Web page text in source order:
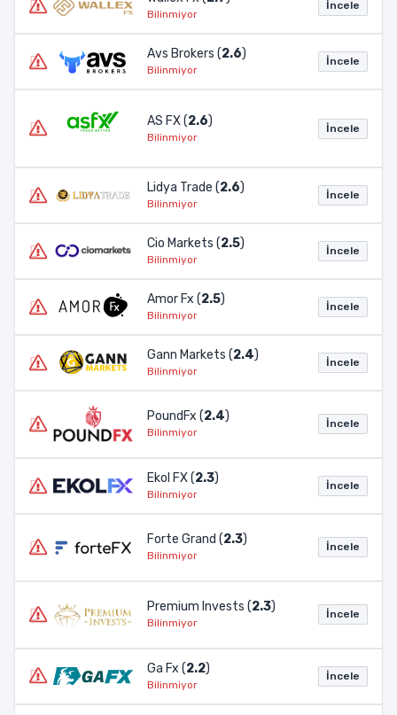
Bilinmiyor
İncele
Avs Brokers (2.6)
Bilinmiyor
İncele
AS FX (2.6)
Bilinmiyor
İncele
Lidya Trade (2.6)
Bilinmiyor
İncele
Cio Markets (2.5)
Bilinmiyor
İncele
Amor Fx (2.5)
Bilinmiyor
İncele
Gann Markets (2.4)
Bilinmiyor
İncele
PoundFx (2.4)
Bilinmiyor
İncele
Ekol FX (2.3)
Bilinmiyor
İncele
Forte Grand (2.3)
Bilinmiyor
İncele
Premium Invests (2.3)
Bilinmiyor
İncele
Ga Fx (2.2)
Bilinmiyor
İncele